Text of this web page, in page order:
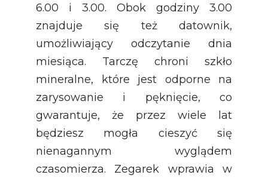
6.00 i 3.00. Obok godziny 3.00
znajduje się też datownik,
umożliwiający odczytanie dnia
miesiąca. Tarczę chroni szkło
mineralne, które jest odporne na
zarysowanie i pęknięcie, co
gwarantuje, że przez wiele lat
będziesz mogła cieszyć się
nienagannym wyglądem
czasomierza. Zegarek wprawia w